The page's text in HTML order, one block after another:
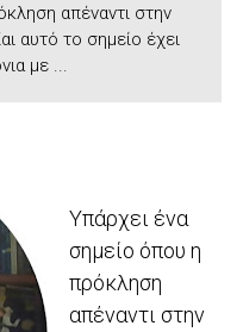
απέναντι στην
αυτό το σημείο έχει
με ...
Υπάρχει ένα
σημείο όπου η
πρόκληση
απέναντι στην